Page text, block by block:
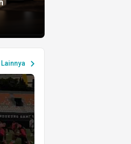
Lainnya chevron_right